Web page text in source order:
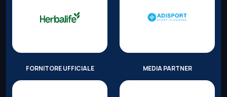
FORNITORE UFFICIALE MEDIA PARTNER